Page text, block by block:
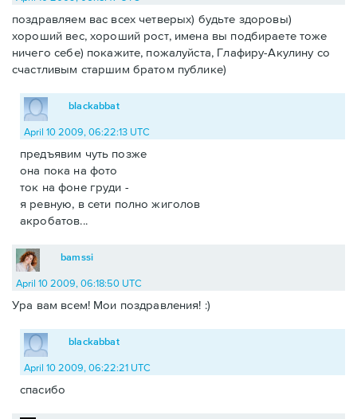
поздравляем вас всех четверых) будьте здоровы)
хороший вес, хороший рост, имена вы подбираете тоже
ничего себе) покажите, пожалуйста, Глафиру-Акулину со
счастливым старшим братом публике)
blackabbat
April 10 2009, 06:22:13 UTC
предъявим чуть позже
она пока на фото
ток на фоне груди -
я ревную, в сети полно жиголов
акробатов...
bamssi
April 10 2009, 06:18:50 UTC
Ура вам всем! Мои поздравления! :)
blackabbat
April 10 2009, 06:22:21 UTC
спасибо